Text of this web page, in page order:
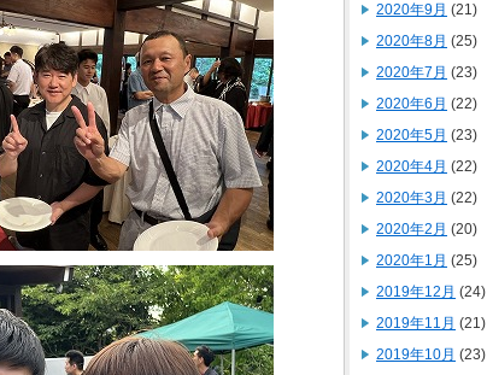
2020年9月 (21)
2020年8月 (25)
2020年7月 (23)
2020年6月 (22)
2020年5月 (23)
2020年4月 (22)
2020年3月 (22)
2020年2月 (20)
2020年1月 (25)
2019年12月 (24)
2019年11月 (21)
2019年10月 (23)